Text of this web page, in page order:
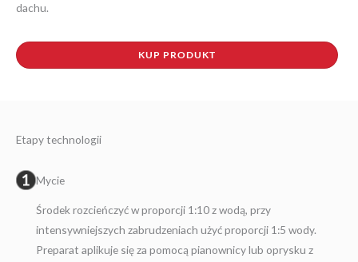
dachu.
KUP PRODUKT
Etapy technologii
Mycie
Środek rozcieńczyć w proporcji 1:10 z wodą, przy
intensywniejszych zabrudzeniach użyć proporcji 1:5 wody.
Preparat aplikuje się za pomocą pianownicy lub oprysku z